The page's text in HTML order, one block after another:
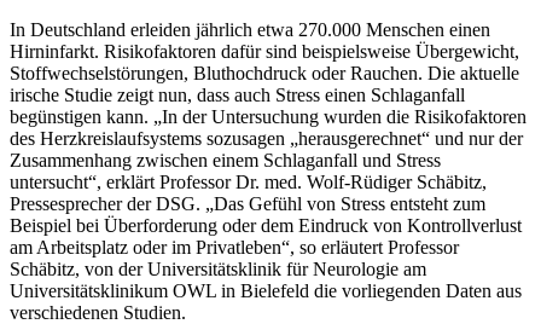
In Deutschland erleiden jährlich etwa 270.000 Menschen einen
Hirninfarkt. Risikofaktoren dafür sind beispielsweise Übergewicht,
Stoffwechselstörungen, Bluthochdruck oder Rauchen. Die aktuelle
irische Studie zeigt nun, dass auch Stress einen Schlaganfall
begünstigen kann. „In der Untersuchung wurden die Risikofaktoren
des Herzkreislaufsystems sozusagen „herausgerechnet“ und nur der
Zusammenhang zwischen einem Schlaganfall und Stress
untersucht“, erklärt Professor Dr. med. Wolf-Rüdiger Schäbitz,
Pressesprecher der DSG. „Das Gefühl von Stress entsteht zum
Beispiel bei Überforderung oder dem Eindruck von Kontrollverlust
am Arbeitsplatz oder im Privatleben“, so erläutert Professor
Schäbitz, von der Universitätsklinik für Neurologie am
Universitätsklinikum OWL in Bielefeld die vorliegenden Daten aus
verschiedenen Studien.